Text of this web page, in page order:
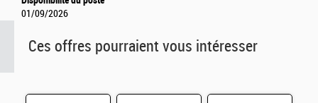
01/09/2026
Ces offres pourraient vous intéresser